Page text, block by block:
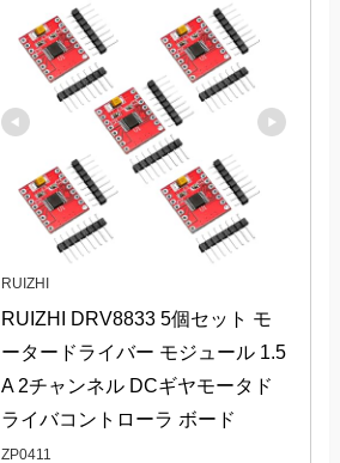
RUIZHI
RUIZHI DRV8833 5個セット モ
ータードライバー モジュール 1.5
A 2チャンネル DCギヤモータド
ライバコントローラ ボード
ZP0411